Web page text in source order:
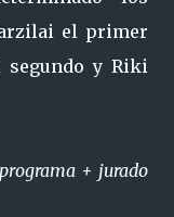
el primer
segundo y Riki
+ jurado